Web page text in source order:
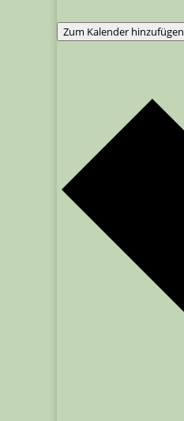
Zum Kalender hinzufügen